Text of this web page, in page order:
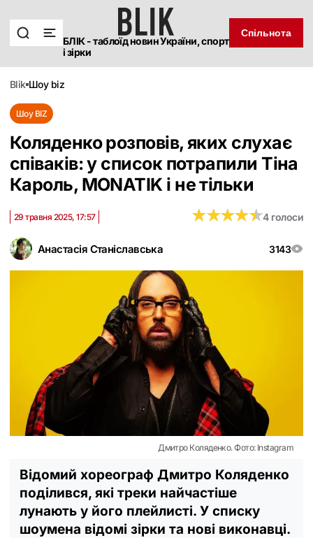
БЛІК - таблоїд новин України, спорт
і зірки
Спільнота
blik шоу biz
Шоу BIZ
Коляденко розповів, яких слухає
співаків: у список потрапили Тіна
Кароль, MONATIK і не тільки
Анастасія Станіславська 3143
29 травня 2025, 17:57 ★★★★★
★★★★★4 голоси
Дмитро Коляденко. Фото: Instagram
Відомий хореограф Дмитро Коляденко
поділився, які треки найчастіше
лунають у його плейлисті. У списку
шоумена відомі зірки та нові виконавці.